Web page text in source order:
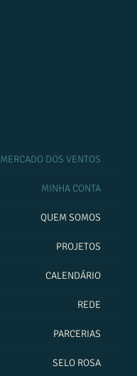
MERCADO DOS VENTOS
MINHA CONTA
QUEM SOMOS
PROJETOS
CALENDÁRIO
REDE
PARCERIAS
SELO ROSA